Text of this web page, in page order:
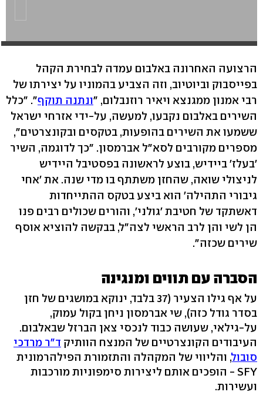
הרצועה האחרונה באלבום עמדה לבחירת הקהל
בפייסבוק וביוטיוב, וזה הצביע בהמוניו על יצירתו של
רבי אמנון ממגנצא ויאיר רוזנבלום, "ונתנה תוקף". "כלל
השירים באלבום נקבעו, למעשה, על-ידי אזרחי ישראל
ששמעו את השירים בהופעות, בטקסים ובקונצרטים",
מספרים מקורבים לסא"ל אברמסון. "כך לדוגמה, השיר
'בעלז' ביידיש, בוצע לראשונה בפסטיבל היידיש
לניצולי שואה, שהחזן משתתף בו מדי שנה. את 'אחי
גיבורי התהילה' הוא ביצע בטקס ההתייחדות
דאשתקד של חטיבת 'גולני', והורים שכולים רבים פנו
הן לשי והן לרב הראשי לצה"ל, בבקשה להוציא אוסף
שירים שכזה".
הסברה עם תווים ומנגינה
על אף גילו הצעיר (37 בלבד, ינוקא במושגים של חזן
בסדר גודל כזה), שי אברמסון ניחן בקול עמוק,
על-גילאי, שעושה כבוד לנכסי צאן הברזל שבאלבום.
העיבודים הקונצרטיים של המנצח הוותיק ד"ר מרדכי
סובול, והליווי של המקהלה והתזמורת הפילהרמונית
SFY - הופכים אותם ליצירות סימפוניות מורכבות
ועשירות.